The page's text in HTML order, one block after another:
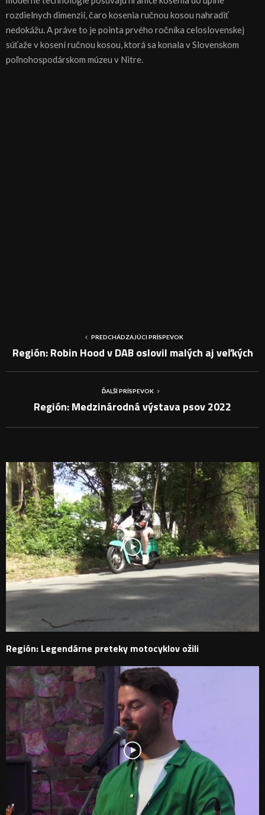
rozdielnych dimenzií, čaro kosenia ručnou kosou nahradiť
nedokážu. A práve to je pointa prvého ročníka celoslovenskej
súťaže v kosení ručnou kosou, ktorá sa konala v Slovenskom
poľnohospodárskom múzeu v Nitre.
PREDCHÁDZAJÚCI PRÍSPEVOK
Región: Robin Hood v DAB oslovil malých aj veľkých
ĎALŠÍ PRÍSPEVOK
Región: Medzinárodná výstava psov 2022
Región: Legendárne preteky motocyklov ožili